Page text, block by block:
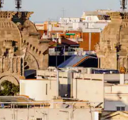
и надолу или навигирайте